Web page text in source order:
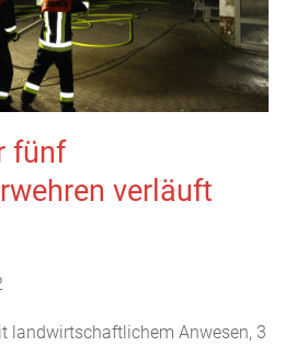
fünf
verläuft
landwirtschaftlichem Anwesen, 3